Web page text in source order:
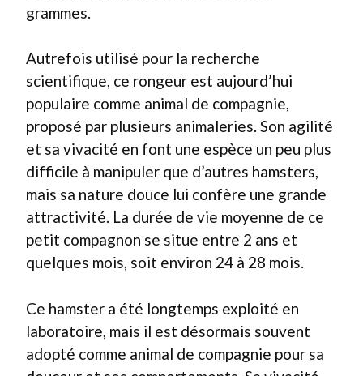
grammes.
Autrefois utilisé pour la recherche
scientifique, ce rongeur est aujourd’hui
populaire comme animal de compagnie,
proposé par plusieurs animaleries. Son agilité
et sa vivacité en font une espèce un peu plus
difficile à manipuler que d’autres hamsters,
mais sa nature douce lui confère une grande
attractivité. La durée de vie moyenne de ce
petit compagnon se situe entre 2 ans et
quelques mois, soit environ 24 à 28 mois.
Ce hamster a été longtemps exploité en
laboratoire, mais il est désormais souvent
adopté comme animal de compagnie pour sa